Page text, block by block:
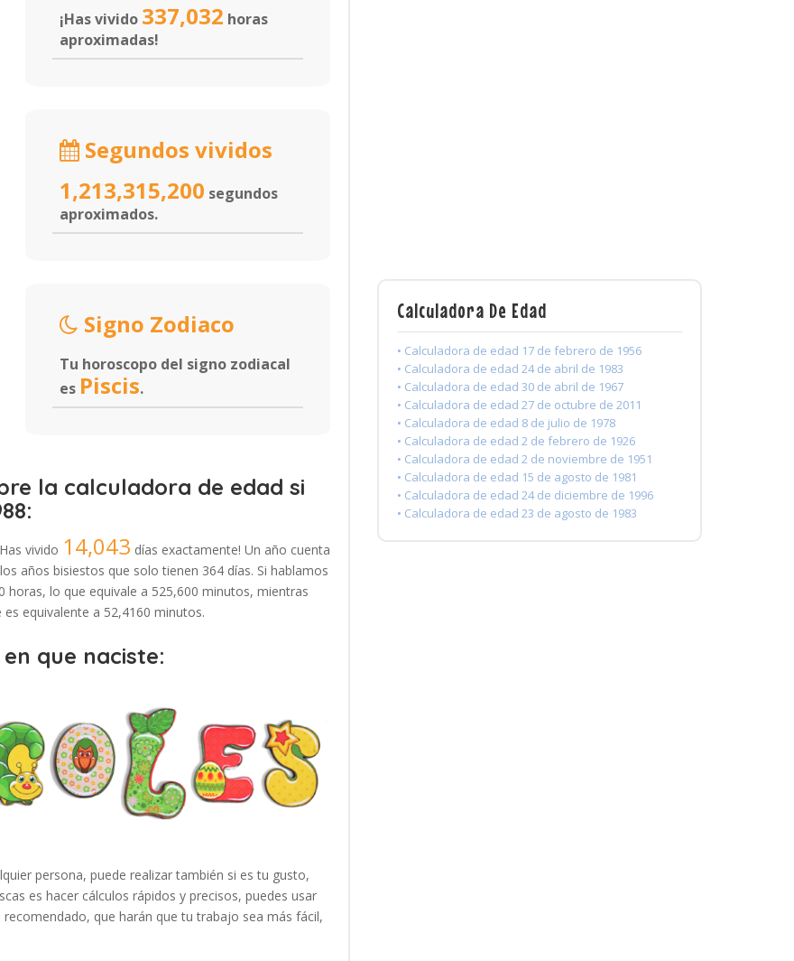
¡Has vivido 337,032 horas
aproximadas!
Segundos vividos
1,213,315,200 segundos
aproximados.
Signo Zodiaco
Tu horoscopo del signo zodiacal
es Piscis.
la calculadora de edad si
vivido 14,043 días exactamente! Un año cuenta
años bisiestos que solo tienen 364 días. Si hablamos
lo que equivale a 525,600 minutos, mientras
equivalente a 52,4160 minutos.
que naciste:
persona, puede realizar también si es tu gusto,
es hacer cálculos rápidos y precisos, puedes usar
que harán que tu trabajo sea más fácil,
Calculadora De Edad
• Calculadora de edad 17 de febrero de 1956
• Calculadora de edad 24 de abril de 1983
• Calculadora de edad 30 de abril de 1967
• Calculadora de edad 27 de octubre de 2011
• Calculadora de edad 8 de julio de 1978
• Calculadora de edad 2 de febrero de 1926
• Calculadora de edad 2 de noviembre de 1951
• Calculadora de edad 15 de agosto de 1981
• Calculadora de edad 24 de diciembre de 1996
• Calculadora de edad 23 de agosto de 1983